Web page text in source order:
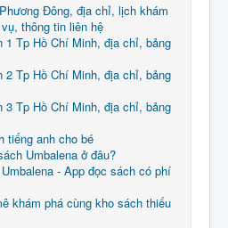
Đông, địa chỉ, lịch khám
thông tin liên hệ
1 Tp Hồ Chí Minh, địa chỉ, bảng
2 Tp Hồ Chí Minh, địa chỉ, bảng
3 Tp Hồ Chí Minh, địa chỉ, bảng
tiếng anh cho bé
Umbalena ở đâu?
- App đọc sách có phí
khám phá cùng kho sách thiếu